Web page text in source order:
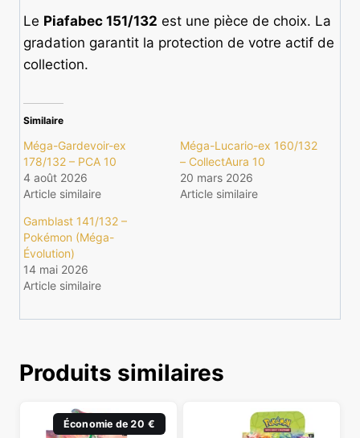
Le Piafabec 151/132 est une pièce de choix. La
gradation garantit la protection de votre actif de
collection.
Similaire
Méga-Gardevoir-ex
178/132 – PCA 10
4 août 2026
Article similaire
Méga-Lucario-ex 160/132
– CollectAura 10
20 mars 2026
Article similaire
Gamblast 141/132 –
Pokémon (Méga-
Évolution)
14 mai 2026
Article similaire
Produits similaires
Économie de 20 €